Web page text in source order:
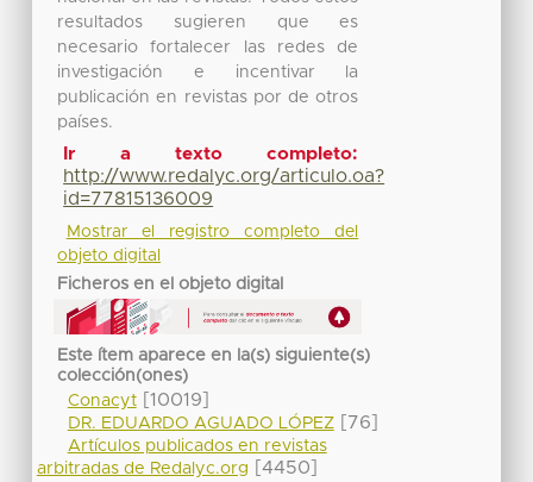
resultados sugieren que es
necesario fortalecer las redes de
investigación e incentivar la
publicación en revistas por de otros
países.
Ir a texto completo:
http://www.redalyc.org/articulo.oa?
id=77815136009
Mostrar el registro completo del
objeto digital
Ficheros en el objeto digital
Este ítem aparece en la(s) siguiente(s)
colección(ones)
Conacyt[10019]
DR. EDUARDO AGUADO LÓPEZ[76]
Artículos publicados en revistas
arbitradas de Redalyc.org
[4450]